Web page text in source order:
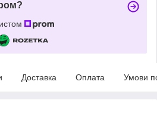
Доставка Оплата Умови